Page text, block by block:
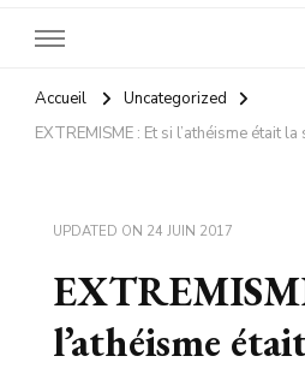
Accueil
Uncategorized
EXTREMISME : Et si l’athéisme était
UPDATED ON 24 JUIN 2017
l’athéisme